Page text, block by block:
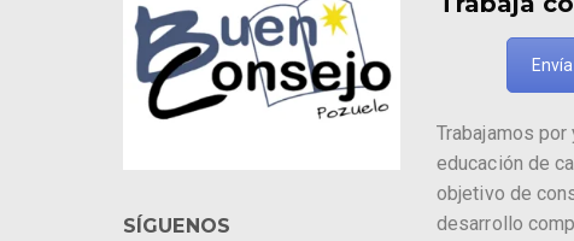
SÍGUENOS
Trabajamos por
educación de
objetivo de
desarrollo